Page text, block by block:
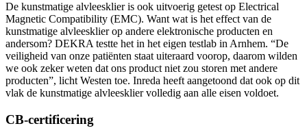
De kunstmatige alvleesklier is ook uitvoerig getest op Electrical
Magnetic Compatibility (EMC). Want wat is het effect van de
kunstmatige alvleesklier op andere elektronische producten en
andersom? DEKRA testte het in het eigen testlab in Arnhem. “De
veiligheid van onze patiënten staat uiteraard voorop, daarom wilden
we ook zeker weten dat ons product niet zou storen met andere
producten”, licht Westen toe. Inreda heeft aangetoond dat ook op dit
vlak de kunstmatige alvleesklier volledig aan alle eisen voldoet.
CB-certificering